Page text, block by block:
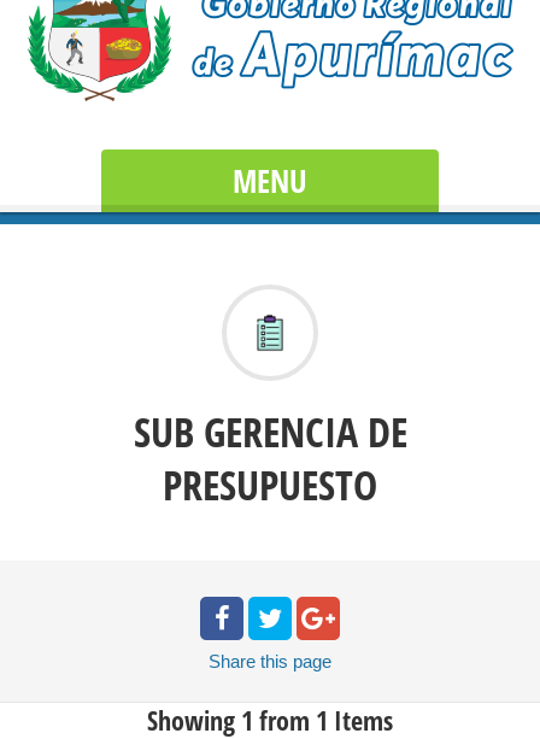
MENU
SUB GERENCIA DE
PRESUPUESTO
Share this page
Showing 1 from 1 Items